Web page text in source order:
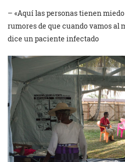
– «Aquí las personas tienen
rumores de que cuando vamos al
dice un paciente infectado